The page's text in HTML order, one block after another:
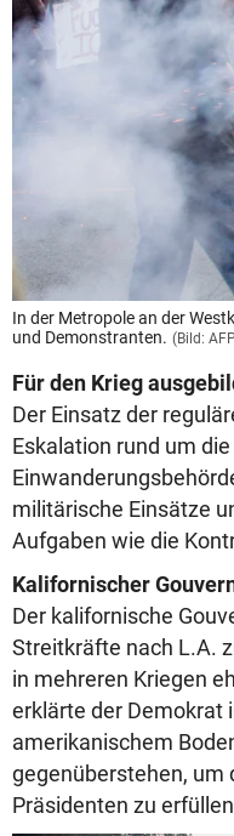
In der Metropole an der
und Demonstranten. (Bild:
Für den Krieg
Der Einsatz der
Eskalation rund um
militärische Einsätze
Aufgaben wie die
Kalifornischer
Der kalifornische
Streitkräfte nach L.A.
in mehreren Kriegen
erklärte der Demokrat
amerikanischem
gegenüberstehen, um
Präsidenten zu